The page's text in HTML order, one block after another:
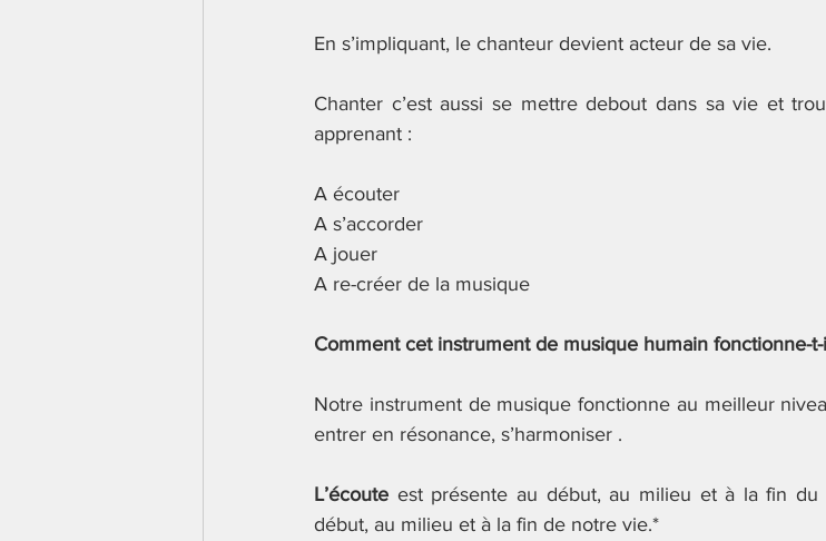
En s’impliquant, le chanteur devient acteur de sa vie.
Chanter c’est aussi se mettre debout dans sa vie et
apprenant :
A écouter
A s’accorder
A jouer
A re-créer de la musique
Comment cet instrument de musique humain fonctionne-t-
Notre instrument de musique fonctionne au meilleur
entrer en résonance, s’harmoniser .
L’écoute est présente au début, au milieu et à la fin
début, au milieu et à la fin de notre vie.*